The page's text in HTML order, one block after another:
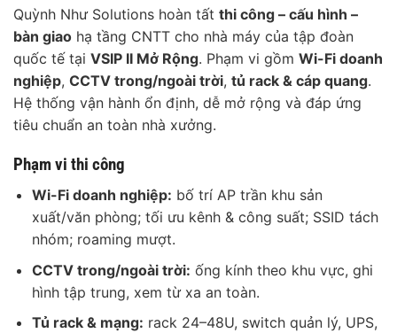
Quỳnh Như Solutions hoàn tất thi công – cấu hình –
bàn giao hạ tầng CNTT cho nhà máy của tập đoàn
quốc tế tại VSIP II Mở Rộng. Phạm vi gồm Wi-Fi doanh
nghiệp, CCTV trong/ngoài trời, tủ rack & cáp quang.
Hệ thống vận hành ổn định, dễ mở rộng và đáp ứng
tiêu chuẩn an toàn nhà xưởng.
Phạm vi thi công
Wi-Fi doanh nghiệp: bố trí AP trần khu sản
xuất/văn phòng; tối ưu kênh & công suất; SSID tách
nhóm; roaming mượt.
CCTV trong/ngoài trời: ống kính theo khu vực, ghi
hình tập trung, xem từ xa an toàn.
Tủ rack & mạng: rack 24–48U, switch quản lý, UPS,